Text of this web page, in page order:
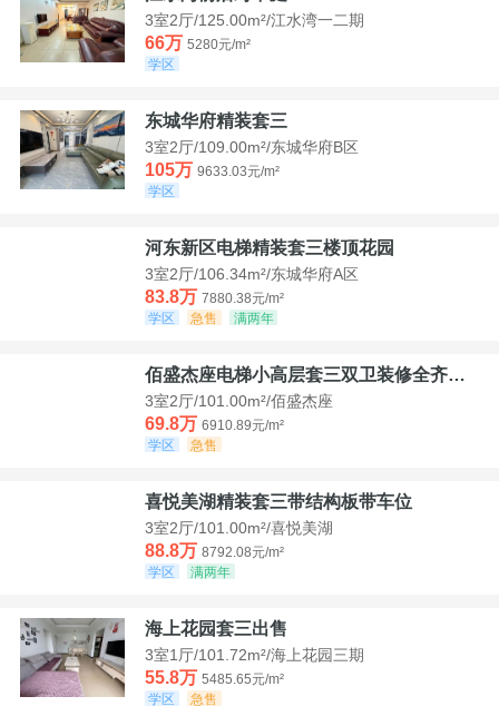
3室2厅/125.00m²/江水湾一二期
66万 5280元/m²
学区
东城华府精装套三
3室2厅/109.00m²/东城华府B区
105万 9633.03元/m²
学区
河东新区电梯精装套三楼顶花园
3室2厅/106.34m²/东城华府A区
83.8万 7880.38元/m²
学区
急售 满两年
佰盛杰座电梯小高层套三双卫装修全齐诚意出售
3室2厅/101.00m²/佰盛杰座
69.8万 6910.89元/m²
学区
急售
喜悦美湖精装套三带结构板带车位
3室2厅/101.00m²/喜悦美湖
88.8万 8792.08元/m²
学区
满两年
海上花园套三出售
3室1厅/101.72m²/海上花园三期
55.8万 5485.65元/m²
学区
急售